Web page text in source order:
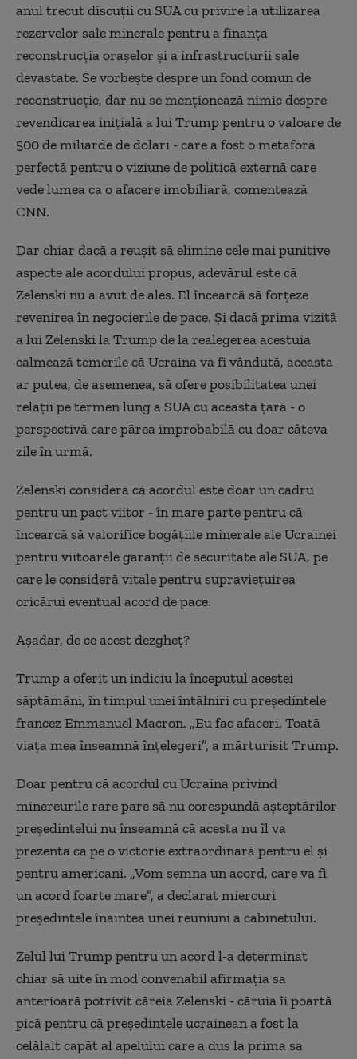
anul trecut discuţii cu SUA cu privire la utilizarea
rezervelor sale minerale pentru a finanţa
reconstrucţia oraşelor şi a infrastructurii sale
devastate. Se vorbeşte despre un fond comun de
reconstrucţie, dar nu se menţionează nimic despre
revendicarea iniţială a lui Trump pentru o valoare de
500 de miliarde de dolari - care a fost o metaforă
perfectă pentru o viziune de politică externă care
vede lumea ca o afacere imobiliară, comentează
CNN.
Dar chiar dacă a reuşit să elimine cele mai punitive
aspecte ale acordului propus, adevărul este că
Zelenski nu a avut de ales. El încearcă să forţeze
revenirea în negocierile de pace. Şi dacă prima vizită
a lui Zelenski la Trump de la realegerea acestuia
calmează temerile că Ucraina va fi vândută, aceasta
ar putea, de asemenea, să ofere posibilitatea unei
relaţii pe termen lung a SUA cu această ţară - o
perspectivă care părea improbabilă cu doar câteva
zile în urmă.
Zelenski consideră că acordul este doar un cadru
pentru un pact viitor - în mare parte pentru că
încearcă să valorifice bogăţiile minerale ale Ucrainei
pentru viitoarele garanţii de securitate ale SUA, pe
care le consideră vitale pentru supravieţuirea
oricărui eventual acord de pace.
Aşadar, de ce acest dezgheţ?
Trump a oferit un indiciu la începutul acestei
săptămâni, în timpul unei întâlniri cu preşedintele
francez Emmanuel Macron. „Eu fac afaceri. Toată
viaţa mea înseamnă înţelegeri”, a mărturisit Trump.
Doar pentru că acordul cu Ucraina privind
minereurile rare pare să nu corespundă aşteptărilor
preşedintelui nu înseamnă că acesta nu îl va
prezenta ca pe o victorie extraordinară pentru el şi
pentru americani. „Vom semna un acord, care va fi
un acord foarte mare”, a declarat miercuri
preşedintele înaintea unei reuniuni a cabinetului.
Zelul lui Trump pentru un acord l-a determinat
chiar să uite în mod convenabil afirmaţia sa
anterioară potrivit căreia Zelenski - căruia îi poartă
pică pentru că preşedintele ucrainean a fost la
celălalt capăt al apelului care a dus la prima sa